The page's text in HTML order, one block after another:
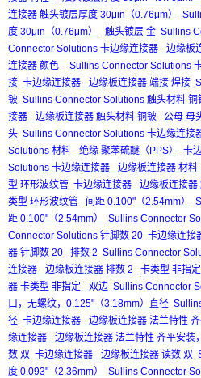
连接器 触头镀层厚度 30μin（0.76μm）
度 30μin（0.76μm）
触头镀层 金 Sullins
Connector Solutions 卡边缘连接器 - 边缘板
连接器 颜色 - Sullins Connector Solutions
接 卡边缘连接器 - 边缘板连接器 端接 焊接
铍 Sullins Connector Solutions 触头材料 铜
接器 - 边缘板连接器 触头材料 铜铍
公母 母
头 Sullins Connector Solutions 卡边缘连接
Solutions 材料 - 绝缘 聚苯硫醚（PPS）
卡
Solutions 卡边缘连接器 - 边缘板连接器 材料
型 环形波纹管 卡边缘连接器 - 边缘板连接器
类型 环形波纹管
间距 0.100"（2.54mm）
距 0.100"（2.54mm）
Sullins Connector
Connector Solutions 针脚数 20 卡边缘连接
器 针脚数 20
排数 2 Sullins Connector
连接器 - 边缘板连接器 排数 2
卡类型 非指
器 卡类型 非指定 - 双边 Sullins Connector
口，无螺纹，0.125"（3.18mm）直径
径 卡边缘连接器 - 边缘板连接器 法兰特性
缘连接器 - 边缘板连接器 法兰特性 齐平安
数 双 卡边缘连接器 - 边缘板连接器 读数 双
度 0.093"（2.36mm）
Sullins Connector